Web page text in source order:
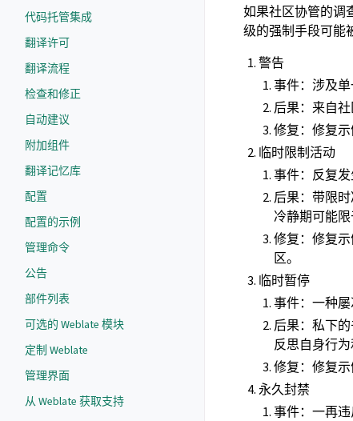
代码托管集成
翻译许可
翻译流程
检查和修正
自动建议
附加组件
翻译记忆库
配置
配置的示例
管理命令
公告
部件列表
可选的 Weblate 模块
定制 Weblate
管理界面
从 Weblate 获取支持
如果社区协管的调
级的强制手段可能
警告
事件：涉及单
后果：来自社
修复：修复
临时限制活动
事件：反复
后果：带限
冷静期可能
修复：修复
区。
临时暂停
事件：一种
后果：私下
反思自身行为
修复：修复
永久封禁
事件：一再